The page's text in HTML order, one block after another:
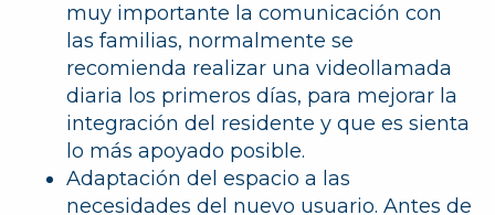
muy importante la comunicación con
las familias, normalmente se
recomienda realizar una videollamada
diaria los primeros días, para mejorar la
integración del residente y que es sienta
lo más apoyado posible.
Adaptación del espacio a las
necesidades del nuevo usuario. Antes de